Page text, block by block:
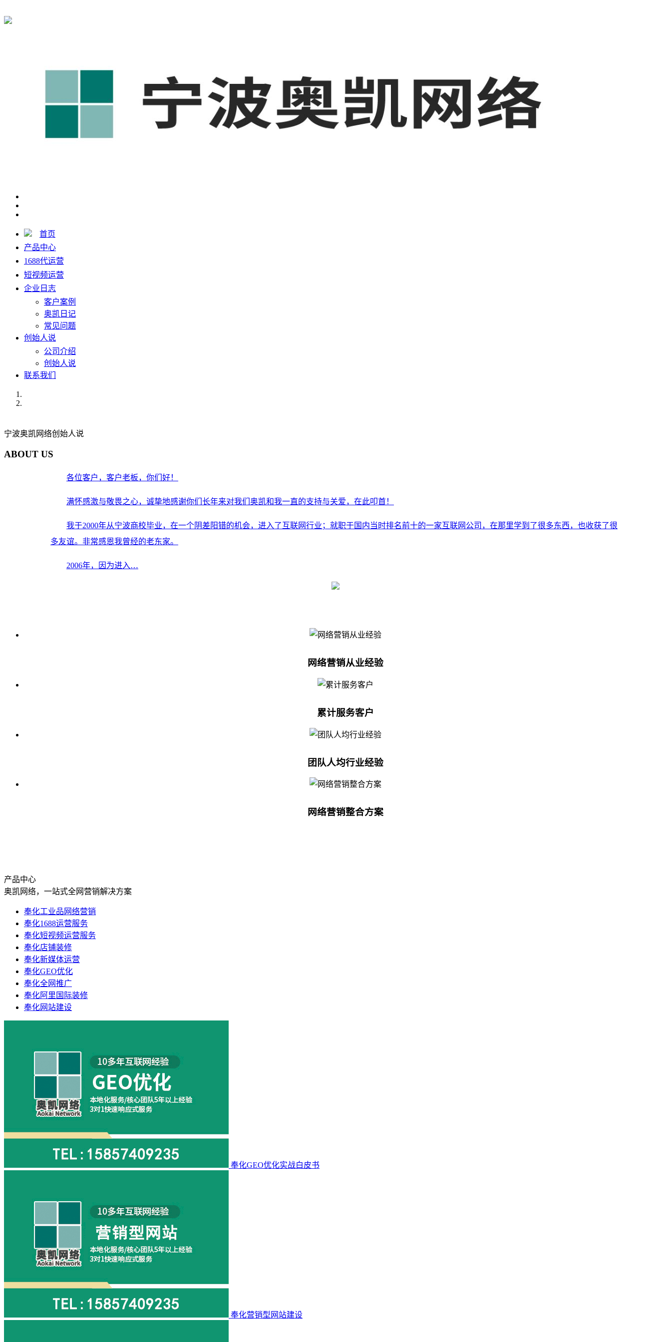
首页
产品中心
1688代运营
短视频运营
企业日志
客户案例
奥凯日记
常见问题
创始人说
公司介绍
创始人说
联系我们
宁波奥凯网络创始人说
ABOUT US
各位客户，客户老板，你们好！
满怀感激与敬畏之心，诚挚地感谢你们长年来对我们奥凯和我一直的支持与关爱，在此叩首！
我于2000年从宁波商校毕业，在一个阴差阳错的机会，进入了互联网行业；就职于国内当时排名前十的一家互联网公司，在那里学到了很多东西，也收获了很
多友谊。非常感恩我曾经的老东家。
2006年，因为进入…
网络营销从业经验
累计服务客户
团队人均行业经验
网络营销整合方案
产品中心
奥凯网络，一站式全网营销解决方案
奉化工业品网络营销
奉化1688运营服务
奉化短视频运营服务
奉化店铺装修
奉化新媒体运营
奉化GEO优化
奉化全网推广
奉化阿里国际装修
奉化网站建设
奉化GEO优化实战白皮书
奉化营销型网站建设